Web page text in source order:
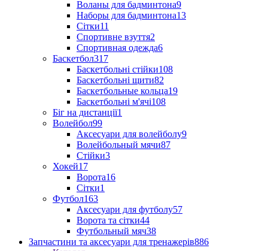
Воланы для бадминтона9
Наборы для бадминтона13
Сітки11
Спортивне взуття2
Спортивная одежда6
Баскетбол317
Баскетбольні стійки108
Баскетбольні щити82
Баскетбольные кольца19
Баскетбольні м'ячі108
Біг на дистанції1
Волейбол99
Аксесуари для волейболу9
Волейбольный мячи87
Стійки3
Хокей17
Ворота16
Сітки1
Футбол163
Аксесуари для футболу57
Ворота та сітки44
Футбольный мяч38
Запчастини та аксесуари для тренажерів886